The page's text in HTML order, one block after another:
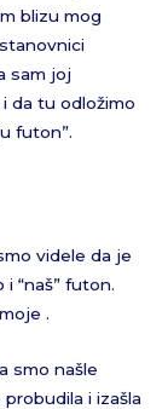
blizu mog
sam joj
da tu odložimo
futon”.
videle da je
“naš” futon.
.
smo našle
i izašla